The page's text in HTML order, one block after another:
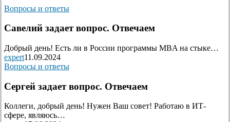
Вопросы и ответы
Савелий задает вопрос. Отвечаем
Добрый день! Есть ли в России программы MBA на стыке…
expert11.09.2024
Вопросы и ответы
Сергей задает вопрос. Отвечаем
Коллеги, добрый день! Нужен Ваш совет! Работаю в ИТ-
сфере, являюсь…